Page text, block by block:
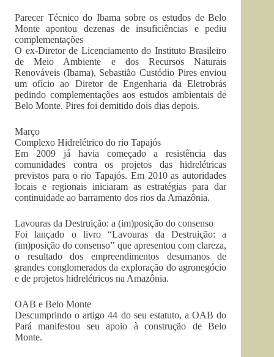
Parecer Técnico do Ibama sobre os estudos de Belo
Monte apontou dezenas de insuficiências e pediu
complementações
O ex-Diretor de Licenciamento do Instituto Brasileiro
de Meio Ambiente e dos Recursos Naturais
Renováveis (Ibama), Sebastião Custódio Pires enviou
um ofício ao Diretor de Engenharia da Eletrobrás
pedindo complementações aos estudos ambientais de
Belo Monte. Pires foi demitido dois dias depois.
Março
Complexo Hidrelétrico do rio Tapajós
Em 2009 já havia começado a resistência das
comunidades contra os projetos das hidrelétricas
previstos para o rio Tapajós. Em 2010 as autoridades
locais e regionais iniciaram as estratégias para dar
continuidade ao barramento dos rios da Amazônia.
Lavouras da Destruição: a (im)posição do consenso
Foi lançado o livro “Lavouras da Destruição: a
(im)posição do consenso” que apresentou com clareza,
o resultado dos empreendimentos desumanos de
grandes conglomerados da exploração do agronegócio
e de projetos hidrelétricos na Amazônia.
OAB e Belo Monte
Descumprindo o artigo 44 do seu estatuto, a OAB do
Pará manifestou seu apoio à construção de Belo
Monte.